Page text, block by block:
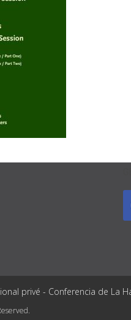
privé - Conferencia de La